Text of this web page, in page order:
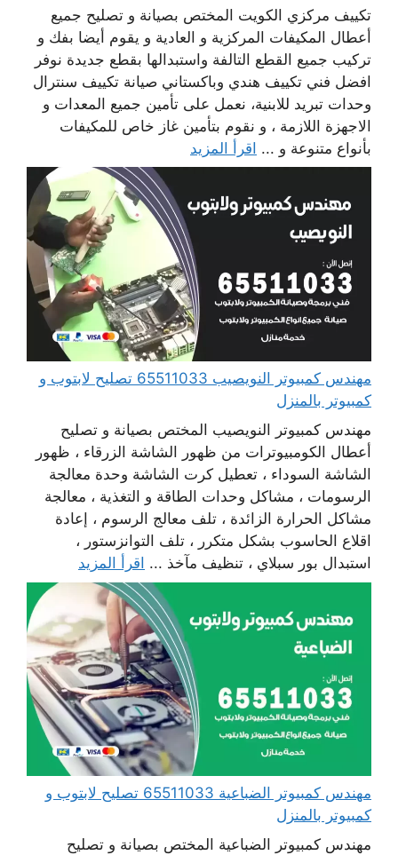
تكييف مركزي الكويت المختص بصيانة و تصليح جميع
أعطال المكيفات المركزية و العادية و يقوم أيضا بفك و
تركيب جميع القطع التالفة واستبدالها بقطع جديدة نوفر
افضل فني تكييف هندي وباكستاني صيانة تكييف سنترال
وحدات تبريد للابنية، نعمل على تأمين جميع المعدات و
الاجهزة اللازمة ، و نقوم بتأمين غاز خاص للمكيفات
بأنواع متنوعة و ... اقرأ المزيد
مهندس كمبيوتر النويصيب 65511033 تصليح لابتوب و
كمبيوتر بالمنزل
مهندس كمبيوتر النويصيب المختص بصيانة و تصليح
أعطال الكومبيوترات من ظهور الشاشة الزرقاء ، ظهور
الشاشة السوداء ، تعطيل كرت الشاشة وحدة معالجة
الرسومات ، مشاكل وحدات الطاقة و التغذية ، معالجة
مشاكل الحرارة الزائدة ، تلف معالج الرسوم ، إعادة
اقلاع الحاسوب بشكل متكرر ، تلف التوانزستور ،
استبدال بور سبلاي ، تنظيف مآخذ ... اقرأ المزيد
مهندس كمبيوتر الضباعية 65511033 تصليح لابتوب و
كمبيوتر بالمنزل
مهندس كمبيوتر الضباعية المختص بصيانة و تصليح